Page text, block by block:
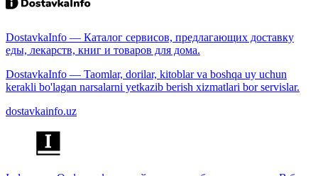
DostavkaInfo — Каталог сервисов, предлагающих доставку
еды, лекарств, книг и товаров для дома.
DostavkaInfo — Taomlar, dorilar, kitoblar va boshqa uy uchun
kerakli bo'lagan narsalarni yetkazib berish xizmatlari bor servislar.
dostavkainfo.uz